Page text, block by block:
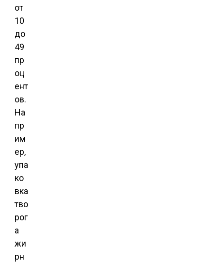
от
10
до
49
пр
оц
ент
ов.
На
пр
им
ер,
упа
ко
вка
тво
рог
а
жи
рн